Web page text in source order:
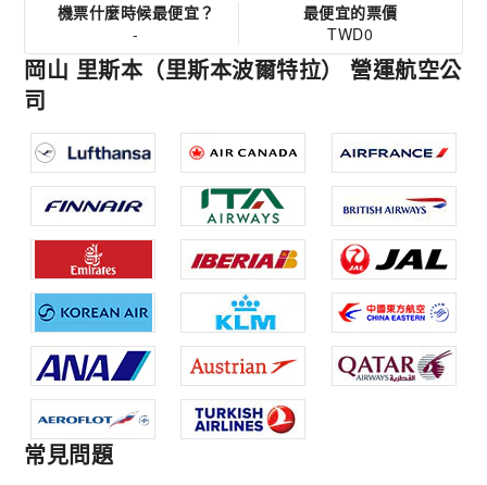
機票什麼時候最便宜？
-
最便宜的票價
TWD0
岡山 里斯本（里斯本波爾特拉） 營運航空公
司
常見問題